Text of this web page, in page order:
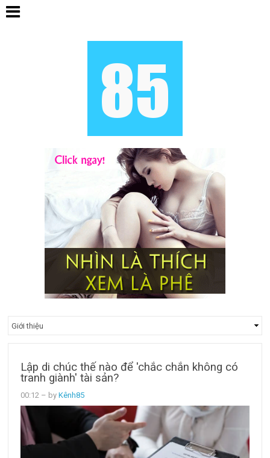
Lập di chúc thế nào để 'chắc chắn không có
tranh giành' tài sản?
00:12 – byKênh85